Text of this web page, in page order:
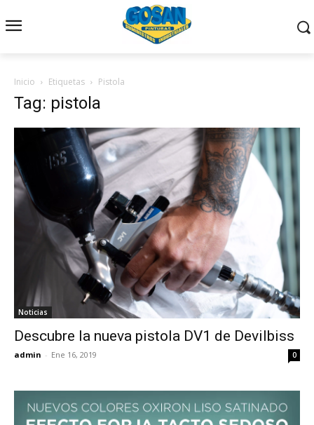
Inicio Etiquetas Pistola
Tag: pistola
Noticias
Descubre la nueva pistola DV1 de Devilbiss
admin - Ene 16, 2019 0